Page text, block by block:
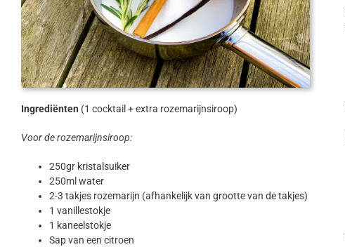
Ingrediënten (1 cocktail + extra rozemarijnsiroop)
Voor de rozemarijnsiroop:
250gr kristalsuiker
250ml water
2-3 takjes rozemarijn (afhankelijk van grootte van de takjes)
1 vanillestokje
1 kaneelstokje
Sap van een citroen